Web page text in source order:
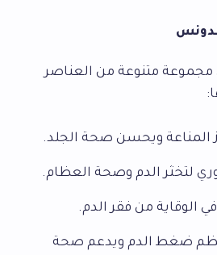
مجموعة متنوعة من العناصر
المناعة ويحسن صحة الجلد.
لتخثر الدم وصحة العظام.
الوقاية من فقر الدم.
ضغط الدم ويدعم صحة